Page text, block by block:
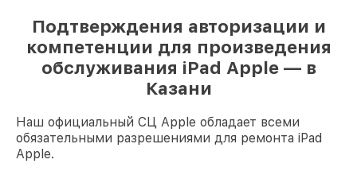
Подтверждения авторизации и
компетенции для произведения
обслуживания iPad Apple — в
Казани
Наш официальный СЦ Apple обладает всеми
обязательными разрешениями для ремонта iPad
Apple.